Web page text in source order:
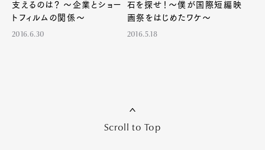
支えるのは？ ～企業とショー
トフィルムの関係～
2016.6.30
石を探せ！～僕が国際短編映
画祭をはじめたワケ～
2016.5.18
Scroll to Top